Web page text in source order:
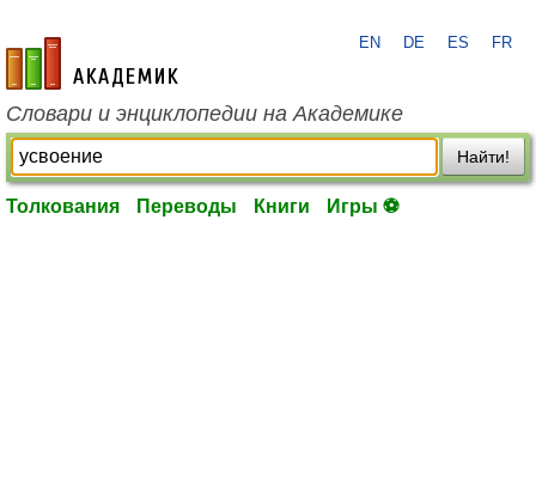
academic.ru
EN DE ES FR
Словари и энциклопедии на Академике
Найти!
Толкования Переводы Книги Игры ⚽